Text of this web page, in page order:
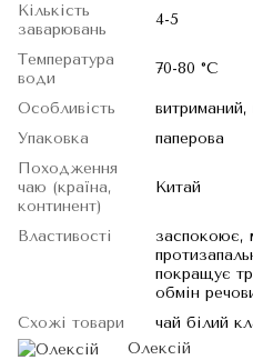
Кількість
заварювань
4-5
Температура
води
70-80 °C
Особливість
Упаковка
паперова
Походження
чаю (країна,
континент)
Китай
Властивості
заспокоює,
покращує
обмін
Схожі товари
чай білий
Олексій